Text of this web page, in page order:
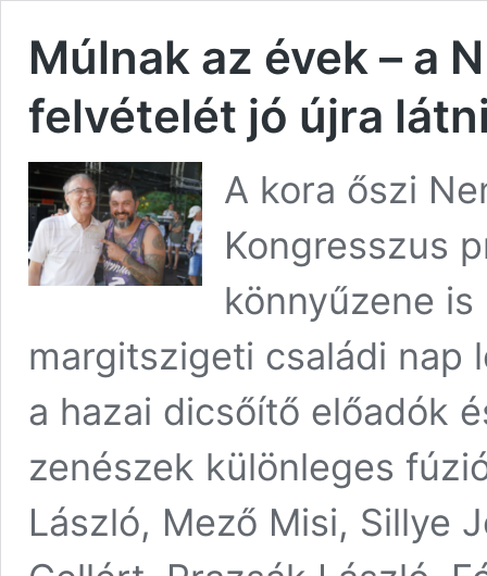
Múlnak az évek – a
felvételét jó újra
A kora őszi
Kongresszus
könnyűzene
margitszigeti családi nap
a hazai dicsőítő előadók
zenészek különleges
László, Mező Misi, Sillye